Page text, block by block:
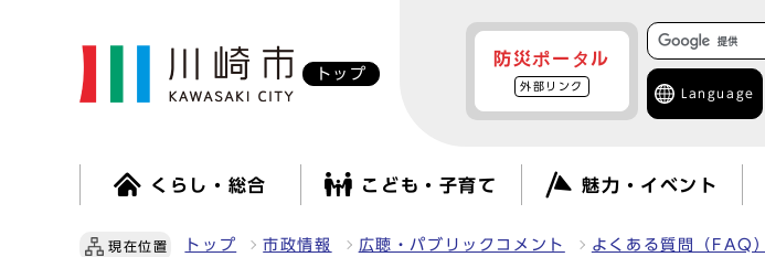
トップ
防災ポータル
外部リンク
Language
くらし・総合 こども・子育て 魅力・イベント
現在位置 トップ 市政情報 広聴・パブリックコメント よくある質問（FAQ）